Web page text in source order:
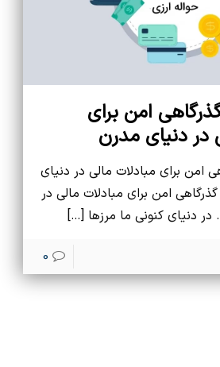
امن برای
در دنیای مدرن
امن برای مبادلات مالی در دنیای
امن برای مبادلات مالی در
دنیای کنونی ما مرزها […]
0